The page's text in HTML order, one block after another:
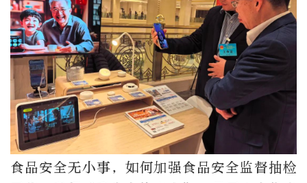
食品安全无小事，如何加强食品安全监督抽检